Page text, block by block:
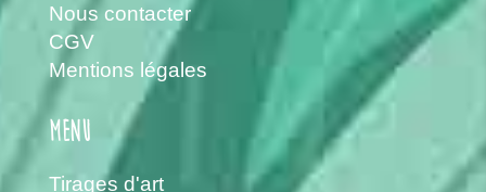
Nous contacter
CGV
Mentions légales
menu
Tirages d'art